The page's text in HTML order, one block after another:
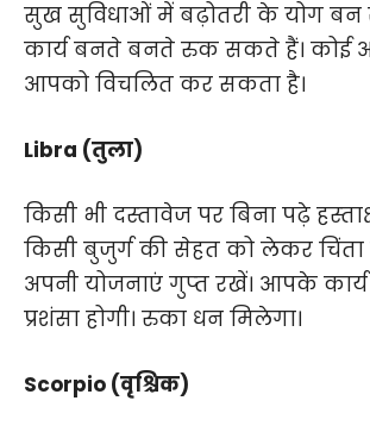
सुख सुविधाओं में बढ़ोतरी के योग बन
कार्य बनते बनते रुक सकते हैं। कोई
आपको विचलित कर सकता है।
Libra (तुला)
किसी भी दस्‍तावेज पर बिना पढ़े
किसी बुजुर्ग की सेहत को लेकर चिंता
अपनी योजनाएं गुप्‍त रखें। आपके कार्य
प्रशंसा होगी। रुका धन मिलेगा।
Scorpio (वृश्चिक)